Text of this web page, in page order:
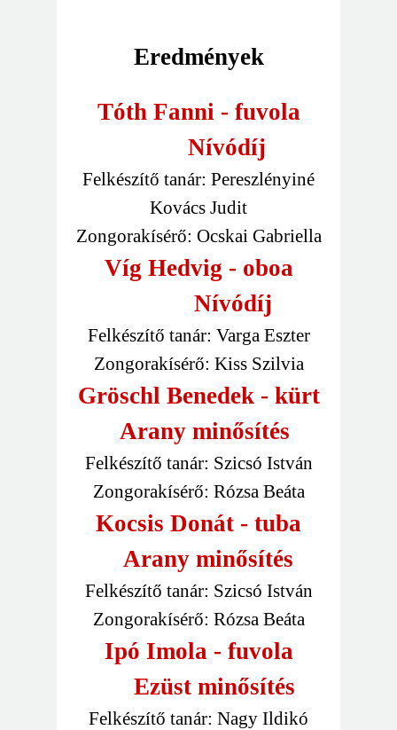
Eredmények
Tóth Fanni - fuvola
Nívódíj
Felkészítő tanár: Pereszlényiné
Kovács Judit
Zongorakísérő: Ocskai Gabriella
Víg Hedvig - oboa
Nívódíj
Felkészítő tanár: Varga Eszter
Zongorakísérő: Kiss Szilvia
Gröschl Benedek - kürt
Arany minősítés
Felkészítő tanár: Szicsó István
Zongorakísérő: Rózsa Beáta
Kocsis Donát - tuba
Arany minősítés
Felkészítő tanár: Szicsó István
Zongorakísérő: Rózsa Beáta
Ipó Imola - fuvola
Ezüst minősítés
Felkészítő tanár: Nagy Ildikó